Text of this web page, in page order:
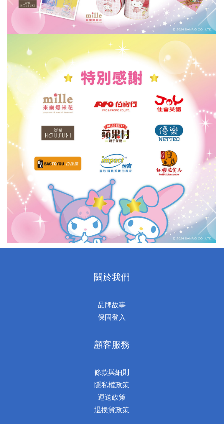
關於我們
品牌故事
保固登入
顧客服務
條款與細則
隱私權政策
運送政策
退換貨政策